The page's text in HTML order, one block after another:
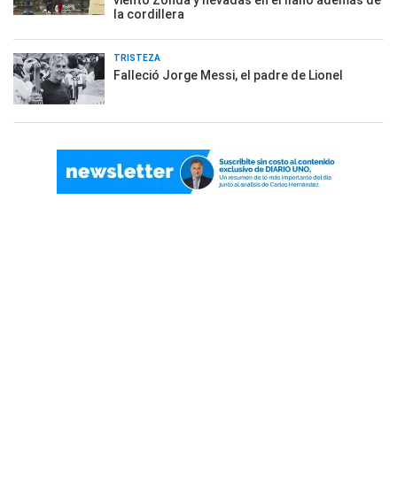
la cordillera
TRISTEZA
Falleció Jorge Messi, el padre de Lionel